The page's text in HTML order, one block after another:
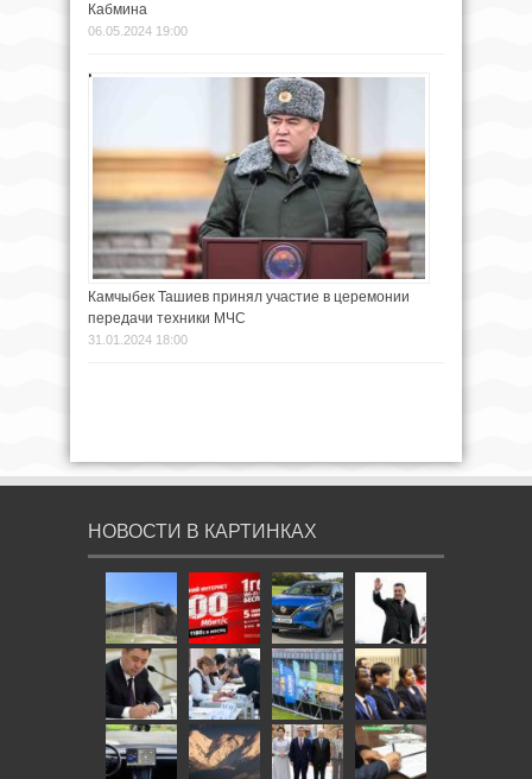
Кабмина
06.05.2024 19:00
Камчыбек Ташиев принял участие в церемонии
передачи техники МЧС
31.01.2024 18:00
НОВОСТИ В КАРТИНКАХ